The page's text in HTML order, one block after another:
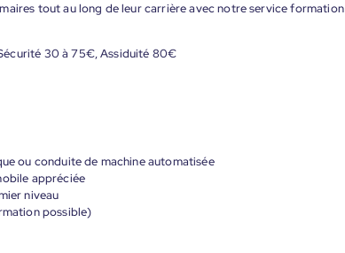
tout au long de leur carrière avec notre service formation
30 à 75€, Assiduité 80€
ou conduite de machine automatisée
appréciée
niveau
possible)